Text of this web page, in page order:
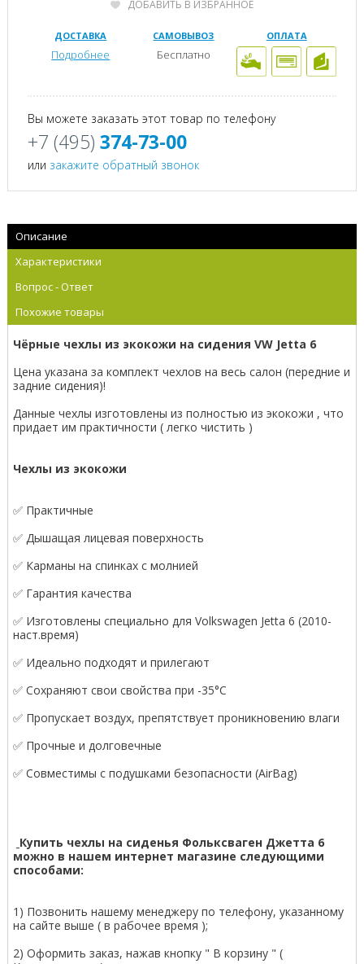
ДОБАВИТЬ В ИЗБРАННОЕ
ДОСТАВКА
Подробнее
САМОВЫВОЗ
Бесплатно
ОПЛАТА
Вы можете заказать этот товар по телефону
+7 (495) 374-73-00
или закажите обратный звонок
Описание
Характеристики
Вопрос - Ответ
Похожие товары
Чёрные чехлы из экокожи на сидения VW Jetta 6
Цена указана за комплект чехлов на весь салон (передние и
задние сидения)!
Данные чехлы изготовлены из полностью из экокожи , что
придает им практичности ( легко чистить )
Чехлы из экокожи
✅ Практичные
✅ Дышащая лицевая поверхность
✅ Карманы на спинках с молнией
✅ Гарантия качества
✅ Изготовлены специально для Volkswagen Jetta 6 (2010-
наст.время)
✅ Идеально подходят и прилегают
✅ Сохраняют свои свойства при -35°С
✅ Пропускает воздух, препятствует проникновению влаги
✅ Прочные и долговечные
✅ Совместимы с подушками безопасности (AirBag)
Купить чехлы на сиденья Фольксваген Джетта 6
можно в нашем интернет магазине следующими
способами:
1) Позвонить нашему менеджеру по телефону, указанному
на сайте выше ( в рабочее время );
2) Оформить заказ, нажав кнопку " В корзину " (